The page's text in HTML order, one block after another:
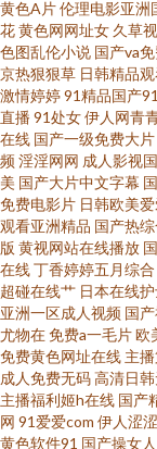
福利在线 日本18禁黄
老湿青青草 国产av网
艹 91国产黑丝足交
源av在线 先锋最新资
美女 亚韩视频欧美亚
tv 91久久人人操人妻
产永久线路 超踫三级
新 欧美a片综合网 国
湿影院茄子影院 99久
黄色A片伦理电影亚洲
花黄色网网址女 久草
色图乱伦小说 国产va
京热狠狠草 日韩精品
激情婷婷91精品国产91
直播91处女伊人网青
在线 国产一级免费大片
频淫淫网网 成人影视
美 国产大片中文字幕
免费电影片 日韩欧美
观看亚洲精品 国产热
版 黄视网站在线播放
在线丁香婷婷五月综合
超碰在线艹 日本在线
亚洲一区成人视频 国
尤物在免费a一毛片欧
免费黄色网址在线 主
成人免费无码高清日
主播福利姬h在线 国产
网 91爱爱com 伊人涩
黄色软件91 国产操女人